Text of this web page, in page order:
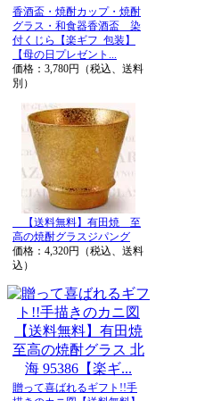
香酒盃・焼酎カップ・焼酎
グラス・和食器香酒盃 染
付くじら【楽ギフ_包装】
【母の日プレゼント...
価格：3,780円（税込、送料
別）
【送料無料】有田焼 至
高の焼酎グラスジパング
価格：4,320円（税込、送料
込）
贈って喜ばれるギフト!!手